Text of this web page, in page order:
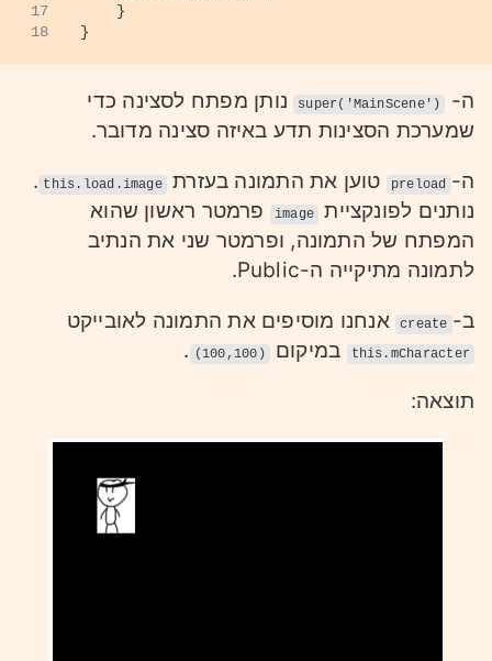
17
18
    }
}
ה- super('MainScene') נותן מפתח לסצינה כדי
שמערכת הסצינות תדע באיזה סצינה מדובר.
ה- preload טוען את התמונה בעזרת this.load.image
.
נותנים לפונקציית
image
פרמטר ראשון שהוא
המפתח של התמונה, ופרמטר שני את הנתיב
לתמונה מתיקייה ה-Public.
ב- create אנחנו מוסיפים את התמונה לאובייקט
this.mCharacter במיקום (100,100)
.
תוצאה: